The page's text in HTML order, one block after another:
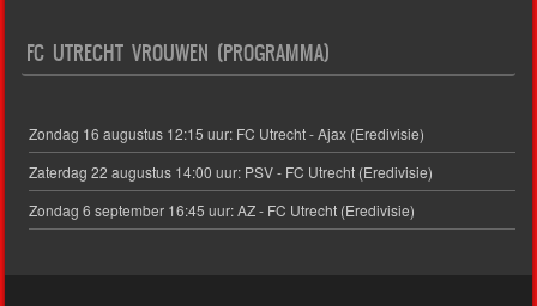
FC UTRECHT VROUWEN (PROGRAMMA)
Zondag 16 augustus 12:15 uur: FC Utrecht - Ajax (Eredivisie)
Zaterdag 22 augustus 14:00 uur: PSV - FC Utrecht (Eredivisie)
Zondag 6 september 16:45 uur: AZ - FC Utrecht (Eredivisie)